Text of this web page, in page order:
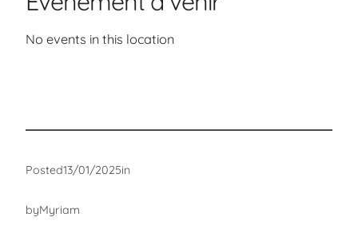
No events in this location
Posted13/01/2025in
byMyriam